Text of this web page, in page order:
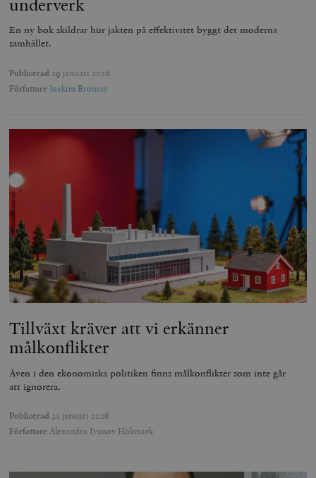
En ny bok skildrar hur jakten på effektivitet byggt det moderna
samhället.
Publicerad 29 januari 2026
Författare Joakim Broman
Tillväxt kräver att vi erkänner
målkonflikter
Även i den ekonomiska politiken finns målkonflikter som inte går
att ignorera.
Publicerad 21 januari 2026
Författare Alexandra Ivanov Hökmark